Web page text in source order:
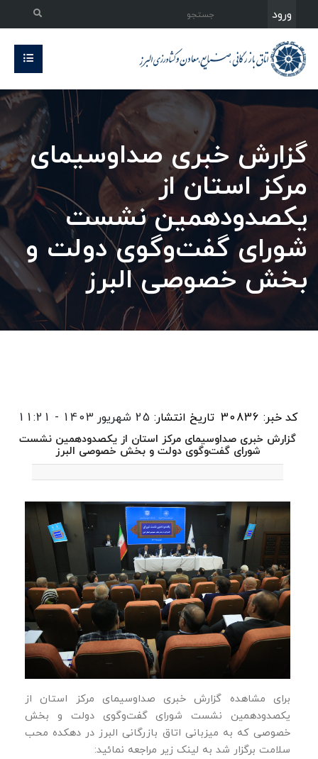
ورود
گزارش خبری صداوسیمای
مرکز استان از
یکصدودهمین نشست
شورای گفت‌وگوی دولت و
بخش خصوصی البرز
کد خبر: 30836 تاریخ انتشار: 25 شهریور 1403 - 11:21
گزارش خبری صداوسیمای مرکز استان از یکصدودهمین نشست
شورای گفت‌وگوی دولت و بخش خصوصی البرز
برای مشاهده گزارش خبری صداوسیمای مرکز استان از
یکصدودهمین نشست شورای گفت‌وگوی دولت و بخش
خصوصی که به میزبانی اتاق بازرگانی البرز در دهکده محب
سلامت برگزار شد به لینک زیر مراجعه نمائید: